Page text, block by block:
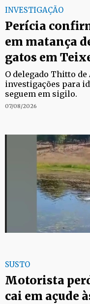
INVESTIGAÇÃO
Perícia
em matança
gatos em
O delegado Thitto
investigações para
seguem em sigilo.
07/08/2026
SUSTO
Motorista
cai em açude